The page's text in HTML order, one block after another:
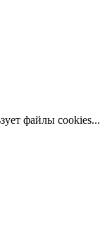
файлы cookies...